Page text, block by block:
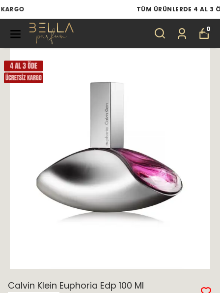
TÜM ÜRÜNLERDE 4 AL 3 ÖDE
0
Calvin Klein Euphoria Edp 100 Ml